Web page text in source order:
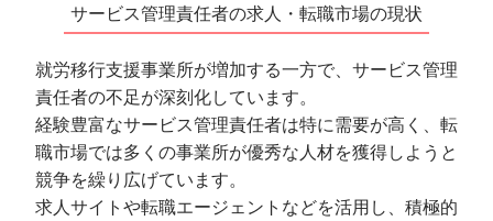
サービス管理責任者の求人・転職市場の現状
就労移行支援事業所が増加する一方で、サービス管理
責任者の不足が深刻化しています。
経験豊富なサービス管理責任者は特に需要が高く、転
職市場では多くの事業所が優秀な人材を獲得しようと
競争を繰り広げています。
求人サイトや転職エージェントなどを活用し、積極的